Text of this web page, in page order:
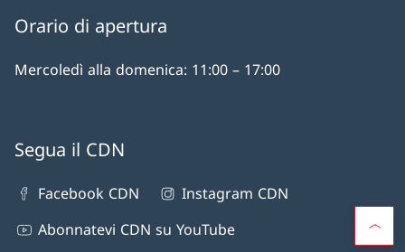
Orario di apertura
Mercoledì alla domenica: 11:00 – 17:00
Segua il CDN
Facebook CDN
Instagram CDN
Abonnatevi CDN su YouTube